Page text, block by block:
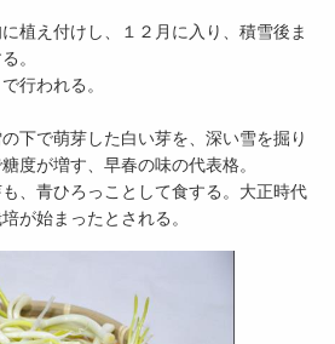
植え付けし、１２月に入り、積雪後ま
。
行われる。
下で萌芽した白い芽を、深い雪を掘り
度が増す、早春の味の代表格。
、青ひろっことして食する。大正時代
が始まったとされる。